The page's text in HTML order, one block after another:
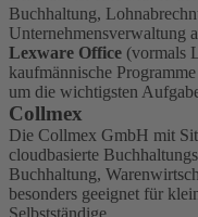
Buchhaltung,
Unternehmensverwaltung
Lexware Office (vormals
kaufmännische
um die wichtigsten
Collmex
Die Collmex GmbH mit
cloudbasierte
Buchhaltung,
besonders geeignet für
Selbstständige.